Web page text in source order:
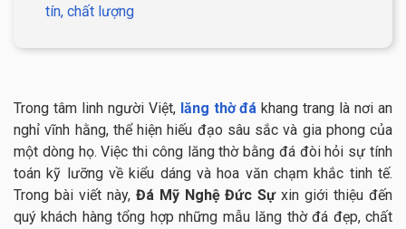
tín, chất lượng
Trong tâm linh người Việt, lăng thờ đá khang trang là nơi an
nghỉ vĩnh hằng, thể hiện hiếu đạo sâu sắc và gia phong của
một dòng họ. Việc thi công lăng thờ bằng đá đòi hỏi sự tính
toán kỹ lưỡng về kiểu dáng và hoa văn chạm khắc tinh tế.
Trong bài viết này, Đá Mỹ Nghệ Đức Sựxin giới thiệu đến
quý khách hàng tổng hợp những mẫu lăng thờ đá đẹp, chất